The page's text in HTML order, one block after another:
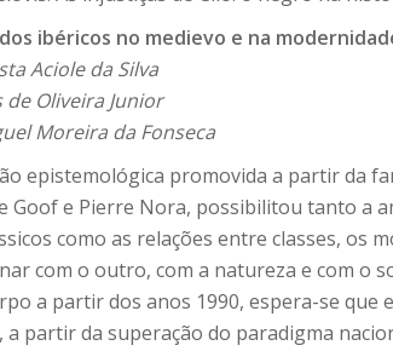
ibéricos no medievo e na
Aciole da Silva
de Oliveira Junior
Moreira da Fonseca
epistemológica promovida a partir da
Goof e Pierre Nora, possibilitou tanto a
como as relações entre classes, os
com o outro, com a natureza e com o
a partir dos anos 1990, espera-se que
a partir da superação do paradigma